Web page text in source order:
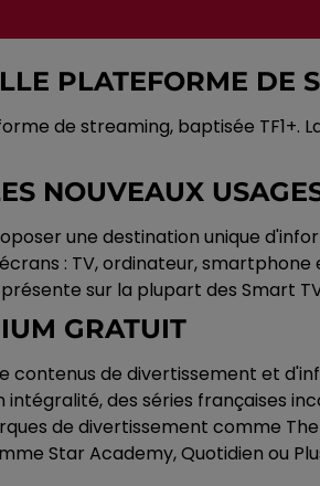
PLATEFORME DE
de streaming, baptisée
NOUVEAUX
une destination unique
: TV, ordinateur, smartphone
sur la plupart des Smart
GRATUIT
contenus de divertissement et
des séries françaises
de divertissement comme
Star Academy, Quotidien ou